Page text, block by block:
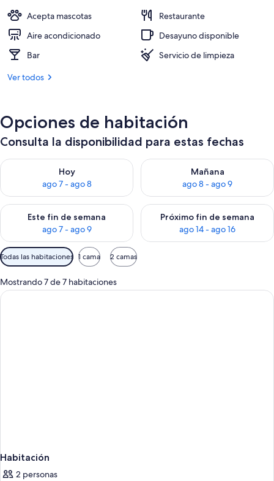
Recepción
Acepta mascotas
Restaurante
Aire acondicionado
Desayuno disponible
Bar
Servicio de limpieza
Ver todos
Opciones de habitación
Consulta la disponibilidad para estas fechas
Hoy
ago 7 - ago 8
Consulta la disponibilidad para hoy ago 7 - ago 8
Mañana
ago 8 - ago 9
Consulta la disponibilidad
Este fin de semana
ago 7 - ago 9
Consulta la disponibilidad para este fin de semana ago 7 -
Próximo fin de semana
ago 14 - ago 16
Consulta la disponibilidad
Filtros
disponibles
para
las
Todas las habitaciones 1 cama 2 camas
Mostrando 7 de 7 habitaciones
Habitación
2 personas